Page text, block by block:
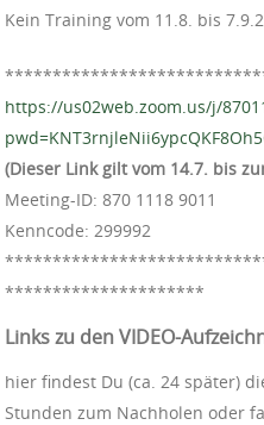
Kein Training vom 11.8. bis
*************************
https://us02web.zoom.us/j/
(Dieser Link gilt vom 14.7. bis
Meeting-ID: 870 1118 9011
Kenncode: 299992
*********************
Links zu den VIDEO-
hier findest Du (ca. 24 später)
Stunden zum Nachholen oder